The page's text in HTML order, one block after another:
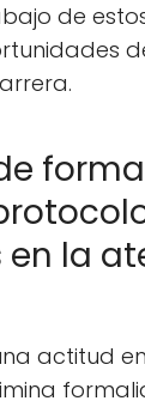
de
la
actitud